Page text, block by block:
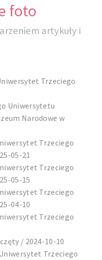
foto
artykuły i
Trzeciego
Uniwersytetu
Narodowe w
Trzeciego
05-21
Trzeciego
05-15
Trzeciego
04-10
Trzeciego
/ 2024-10-10
Trzeciego